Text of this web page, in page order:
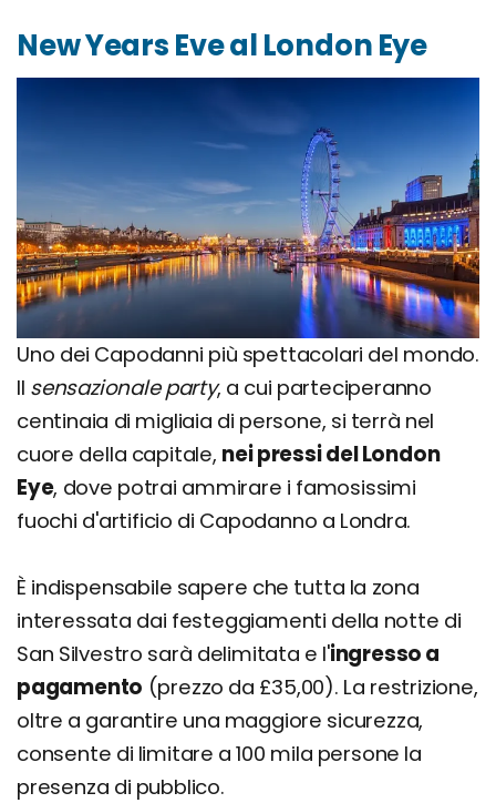
New Years Eve al London Eye
Uno dei Capodanni più spettacolari del mondo.
Il sensazionale party, a cui parteciperanno
centinaia di migliaia di persone, si terrà nel
cuore della capitale, nei pressi del London
Eye, dove potrai ammirare i famosissimi
fuochi d'artificio di Capodanno a Londra.
È indispensabile sapere che tutta la zona
interessata dai festeggiamenti della notte di
San Silvestro sarà delimitata e l'ingresso a
pagamento (prezzo da £35,00). La restrizione,
oltre a garantire una maggiore sicurezza,
consente di limitare a 100 mila persone la
presenza di pubblico.